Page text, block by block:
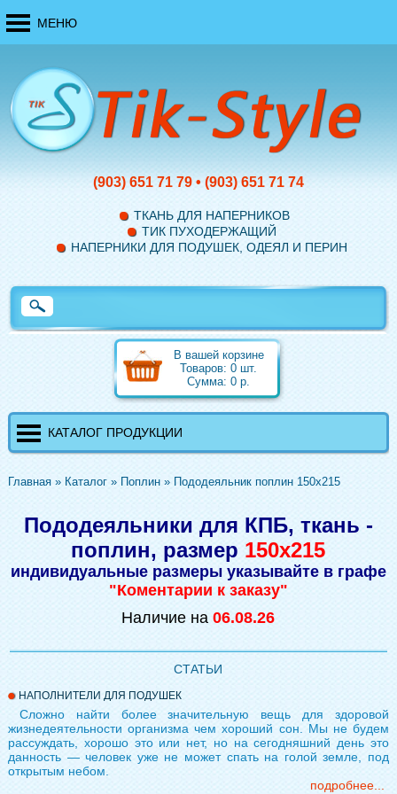
МЕНЮ
(903) 651 71 79 • (903) 651 71 74
ТКАНЬ ДЛЯ НАПЕРНИКОВ
ТИК ПУХОДЕРЖАЩИЙ
НАПЕРНИКИ ДЛЯ ПОДУШЕК, ОДЕЯЛ И ПЕРИН
В вашей корзине
Товаров:0 шт.
Сумма:0 р.
КАТАЛОГ ПРОДУКЦИИ
Главная» Каталог» Поплин» Пододеяльник поплин 150х215
Пододеяльники для КПБ, ткань -
поплин, размер 150х215
индивидуальные размеры указывайте в графе
"Коментарии к заказу"
Наличие на06.08.26
СТАТЬИ
НАПОЛНИТЕЛИ ДЛЯ ПОДУШЕК
Сложно найти более значительную вещь для здоровой
жизнедеятельности организма чем хороший сон. Мы не будем
рассуждать, хорошо это или нет, но на сегодняшний день это
данность — человек уже не может спать на голой земле, под
открытым небом.
подробнее...